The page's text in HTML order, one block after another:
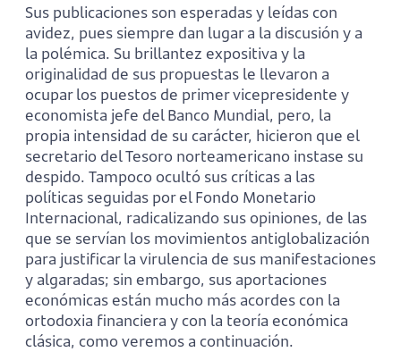
Sus publicaciones son esperadas y leídas con
avidez, pues siempre dan lugar a la discusión y a
la polémica. Su brillantez expositiva y la
originalidad de sus propuestas le llevaron a
ocupar los puestos de primer vicepresidente y
economista jefe del Banco Mundial, pero, la
propia intensidad de su carácter, hicieron que el
secretario del Tesoro norteamericano instase su
despido. Tampoco ocultó sus críticas a las
políticas seguidas por el Fondo Monetario
Internacional, radicalizando sus opiniones, de las
que se servían los movimientos antiglobalización
para justificar la virulencia de sus manifestaciones
y algaradas; sin embargo, sus aportaciones
económicas están mucho más acordes con la
ortodoxia financiera y con la teoría económica
clásica, como veremos a continuación.